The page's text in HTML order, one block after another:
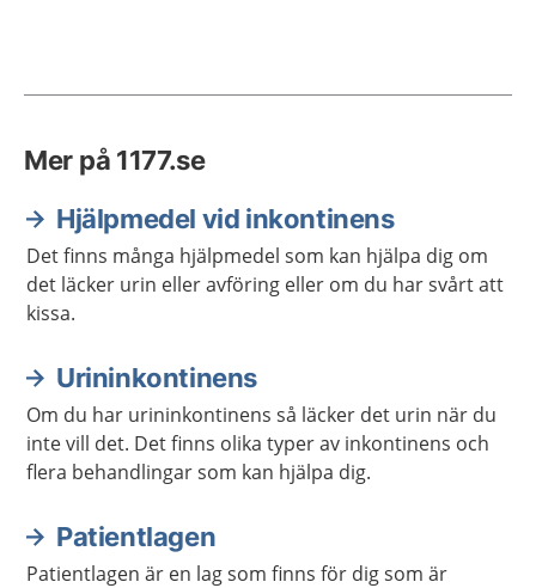
Mer på 1177.se
Hjälpmedel vid inkontinens
Det finns många hjälpmedel som kan hjälpa dig om
det läcker urin eller avföring eller om du har svårt att
kissa.
Urininkontinens
Om du har urininkontinens så läcker det urin när du
inte vill det. Det finns olika typer av inkontinens och
flera behandlingar som kan hjälpa dig.
Patientlagen
Patientlagen är en lag som finns för dig som är